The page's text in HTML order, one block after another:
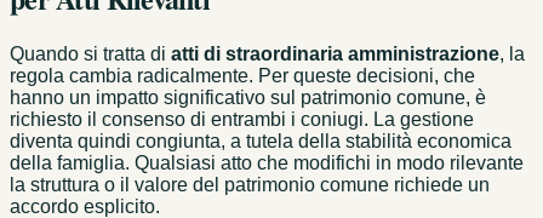
Quando si tratta di atti di straordinaria amministrazione, la
regola cambia radicalmente. Per queste decisioni, che
hanno un impatto significativo sul patrimonio comune, è
richiesto il consenso di entrambi i coniugi. La gestione
diventa quindi congiunta, a tutela della stabilità economica
della famiglia. Qualsiasi atto che modifichi in modo rilevante
la struttura o il valore del patrimonio comune richiede un
accordo esplicito.